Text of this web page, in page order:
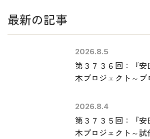
最新の記事
2026.8.5
第３７３６回：『
木プロジェクト～プ
2026.8.4
第３７３５回：『
木プロジェクト～試